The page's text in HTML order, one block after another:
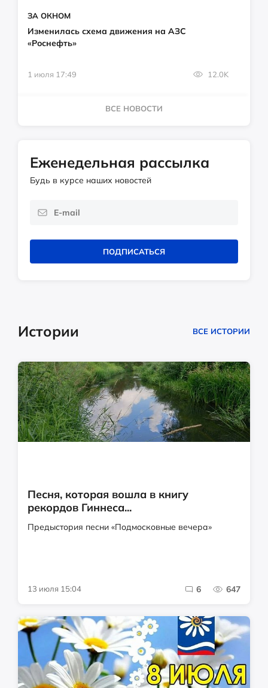
ЗА ОКНОМ
Изменилась схема движения на АЗС
«Роснефть»
1 июля 17:49 12.0K
ВСЕ НОВОСТИ
Еженедельная рассылка
Будь в курсе наших новостей
ПОДПИСАТЬСЯ
Истории ВСЕ ИСТОРИИ
Песня, которая вошла в книгу
рекордов Гиннеса...
Предыстория песни «Подмосковные вечера»
13 июля 15:04 6 647